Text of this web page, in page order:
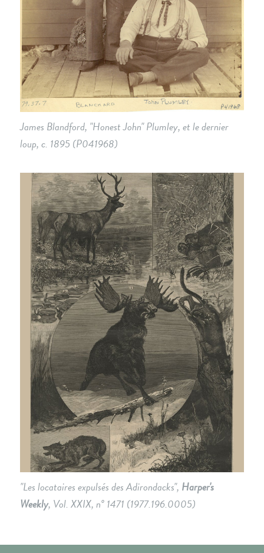
James Blandford, "Honest John" Plumley, et le dernier
loup, c. 1895 (P041968)
"Les locataires expulsés des Adirondacks", Harper's
Weekly, Vol. XXIX, n° 1471 (1977.196.0005)